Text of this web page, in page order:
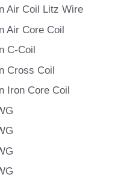
Air Coil Litz Wire
Air Core Coil
C-Coil
Cross Coil
Iron Core Coil